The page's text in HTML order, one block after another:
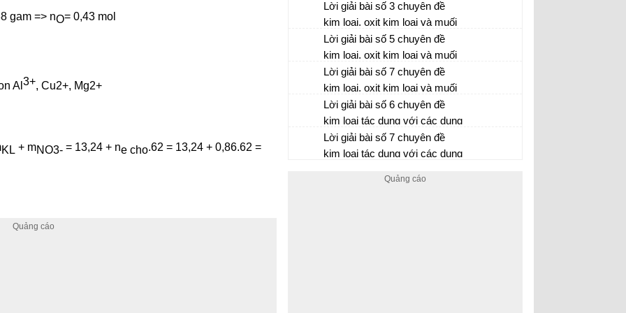
gam => nO= 0,43 mol
Al 3+, Cu2+, Mg2+
KL + mNO3- = 13,24 + ne cho.62 = 13,24 + 0,86.62 =
tác dụng với axit có tính oxi
hóa mạnh( H2SO4 đặc,
HNO3)
Lời giải bài số 3 chuyên đề
kim loại, oxit kim loại và muối
tác dụng với axit có tính oxi
hóa mạnh( H2SO4 đặc,
HNO3)
Lời giải bài số 5 chuyên đề
kim loại, oxit kim loại và muối
tác dụng với axit có tính oxi
hóa mạnh( H2SO4 đặc,
HNO3)
Lời giải bài số 7 chuyên đề
kim loại, oxit kim loại và muối
tác dụng với axit có tính oxi
hóa mạnh( H2SO4 đặc,
HNO3)
Lời giải bài số 6 chuyên đề
kim loại tác dụng với các dung
dịch muối
Lời giải bài số 7 chuyên đề
kim loại tác dụng với các dung